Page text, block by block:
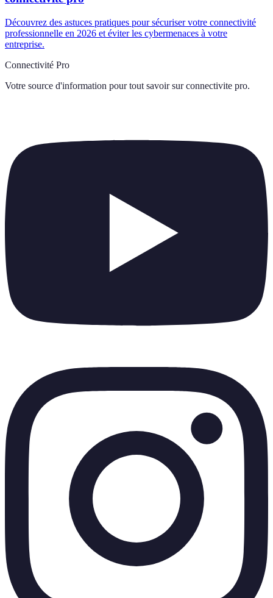
Découvrez des astuces pratiques pour sécuriser votre connectivité
professionnelle en 2026 et éviter les cybermenaces à votre
entreprise.
Connectivité Pro
Votre source d'information pour tout savoir sur connectivite pro.